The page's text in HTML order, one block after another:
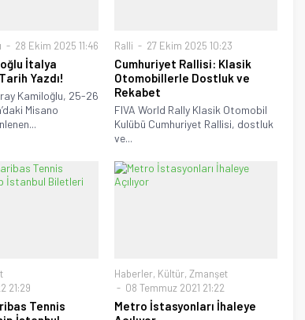
28 Ekim 2025 11:46
İtalya
Yazdı!
Kamiloğlu, 25-26
Misano
Ralli 27 Ekim 2025 10:23
Cumhuriyet Rallisi: Klasik
Otomobillerle Dostluk ve
Rekabet
FIVA World Rally Klasik Otomobil
Kulübü Cumhuriyet Rallisi, dostluk
ve...
21:29
Tennis
Haberler, Kültür,Zmanşet
08 Temmuz 2021 21:22
Metro İstasyonları İhaleye